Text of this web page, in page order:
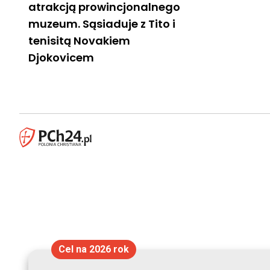
atrakcją prowincjonalnego
muzeum. Sąsiaduje z Tito i
tenisitą Novakiem
Djokovicem
Cel na 2026 rok